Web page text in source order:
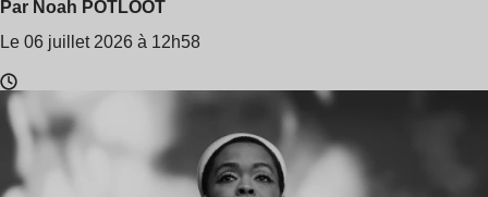
Par Noah POTLOOT
Le 06 juillet 2026 à 12h58
Temps
de